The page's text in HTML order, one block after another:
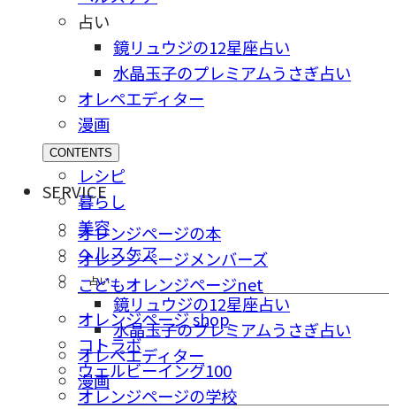
占い
鏡リュウジの12星座占い
水晶玉子のプレミアムうさぎ占い
オレペエディター
漫画
CONTENTS
レシピ
暮らし
美容
ヘルスケア
占い
鏡リュウジの12星座占い
水晶玉子のプレミアムうさぎ占い
オレペエディター
漫画
SERVICE
オレンジページの本
オレンジページメンバーズ
こどもオレンジページnet
オレンジページ shop
コトラボ
ウェルビーイング100
オレンジページの学校